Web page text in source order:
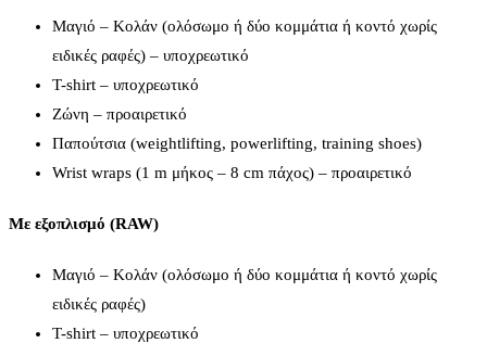
Μαγιό – Κολάν (ολόσωμο ή δύο κομμάτια ή κοντό χωρίς
ειδικές ραφές) – υποχρεωτικό
T-shirt – υποχρεωτικό
Ζώνη – προαιρετικό
Παπούτσια (weightlifting, powerlifting, training shoes)
Wrist wraps (1 m μήκος – 8 cm πάχος) – προαιρετικό
Με εξοπλισμό (RAW)
Μαγιό – Κολάν (ολόσωμο ή δύο κομμάτια ή κοντό χωρίς
ειδικές ραφές)
T-shirt – υποχρεωτικό